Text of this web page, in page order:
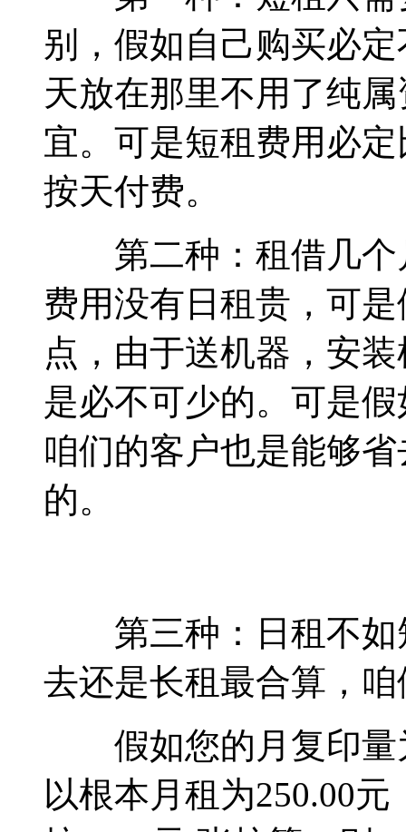
别，假如自己购买必
天放在那里不用了纯
宜。可是短租费用必
按天付费。
第二种：租借几个
费用没有日租贵，可
点，由于送机器，安
是必不可少的。可是
咱们的客户也是能够
的。
第三种：日租不如
去还是长租最合算，
假如您的月复印量
以根本月租为250.00